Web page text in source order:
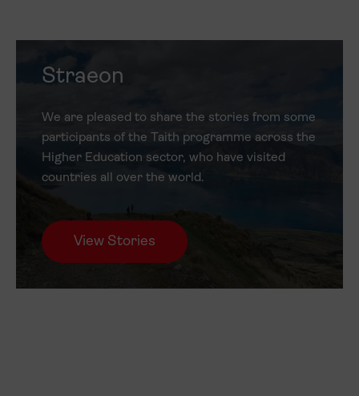
Straeon
We are pleased to share the stories from some
participants of the Taith programme across the
Higher Education sector, who have visited
countries all over the world.
View Stories